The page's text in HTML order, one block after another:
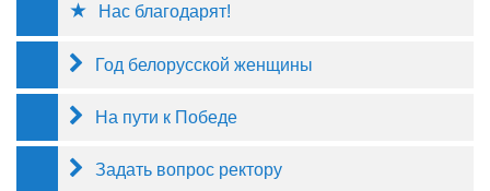
Нас благодарят!
Год белорусской женщины
На пути к Победе
Задать вопрос ректору